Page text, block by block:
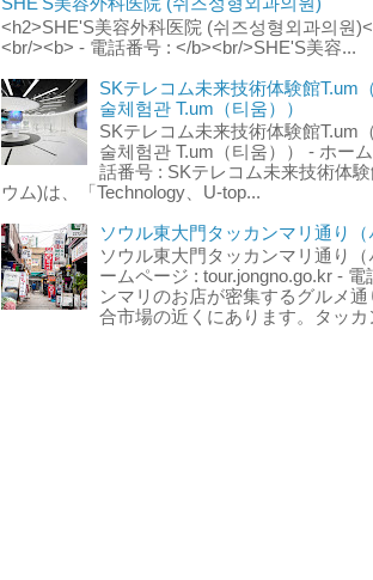
SHE'S美容外科医院 (쉬즈성형외과의원)
<h2>SHE'S美容外科医院 (쉬즈성형외과의원
<br/><b> - 電話番号 : </b><br/>SHE'S美容...
SKテレコム未来技術体験館T.um
술체험관 T.um（티움））
SKテレコム未来技術体験館T.um
술체험관 T.um（티움）） - ホー
話番号 : SKテレコム未来技術体
ウム)は、「Technology、U-top...
ソウル東大門タッカンマリ通り
ソウル東大門タッカンマリ通り
ームページ : tour.jongno.go.kr -
ンマリのお店が密集するグルメ
合市場の近くにあります。タッ